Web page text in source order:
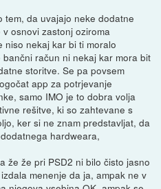
da uvajajo neke dodatne
osnovi zastonj oziroma
niso nekaj kar bi ti moralo
račun ni nekaj kar mora bit
storitve. Se pa povsem
app za potrjevanje
samo IMO je to dobra volja
rešitve, ki so zahtevane s
ker si ne znam predstavljat, da
hardweara,
že že pri PSD2 ni bilo čisto jasno
menenje da ja, ampak ne v